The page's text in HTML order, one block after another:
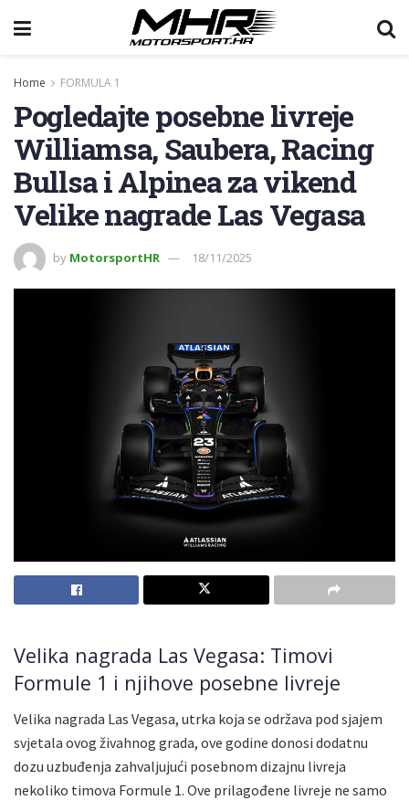
Home FORMULA 1
Pogledajte posebne livreje
Williamsa, Saubera, Racing
Bullsa i Alpinea za vikend
Velike nagrade Las Vegasa
by MotorsportHR 18/11/2025
Velika nagrada Las Vegasa: Timovi
Formule 1 i njihove posebne livreje
Velika nagrada Las Vegasa, utrka koja se održava pod sjajem
svjetala ovog živahnog grada, ove godine donosi dodatnu
dozu uzbuđenja zahvaljujući posebnom dizajnu livreja
nekoliko timova Formule 1. Ove prilagođene livreje ne samo